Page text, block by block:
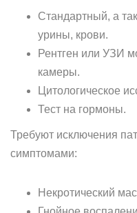
Стандартный, а
урины, крови.
Рентген или УЗИ
камеры.
Цитологическое
Тест на гормоны.
Требуют исключения
симптомами:
Некротический